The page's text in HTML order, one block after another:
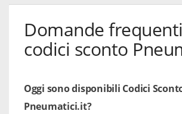
Domande
codici sconto
Oggi sono disponibili Codici
Pneumatici.it?